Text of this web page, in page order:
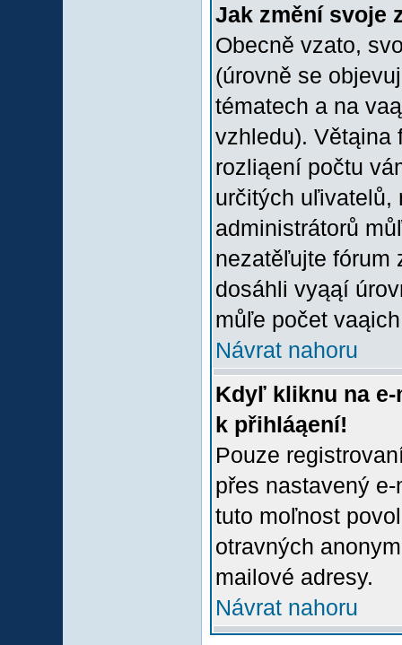
Jak změní svoje
Obecně vzato,
(úrovně se
tématech a na
vzhledu). Větąina
rozliąení počtu
určitých uľivatelů,
administrátorů
nezatěľujte fórum
dosáhli vyąąí
můľe počet
Návrat nahoru
Kdyľ kliknu na
k přihláąení!
Pouze
přes nastavený
tuto moľnost
otravných
mailové adresy.
Návrat nahoru